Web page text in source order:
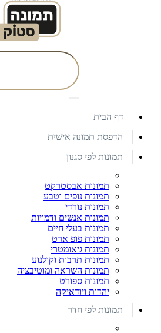
דף הבית
הדפסת תמונה אישית
תמונות לפי סגנון
תמונות אבסטרקט
תמונות נופים וטבע
תמונות נורדי
תמונות אנשים ודמויות
תמונות בעלי חיים
תמונות פופ ארט
תמונות גיאומטרי
תמונות תרבות וקולנוע
תמונות השראה ומוטיבציה
תמונות ספורט
יהדות ויודאיקה
תמונות לפי חדר